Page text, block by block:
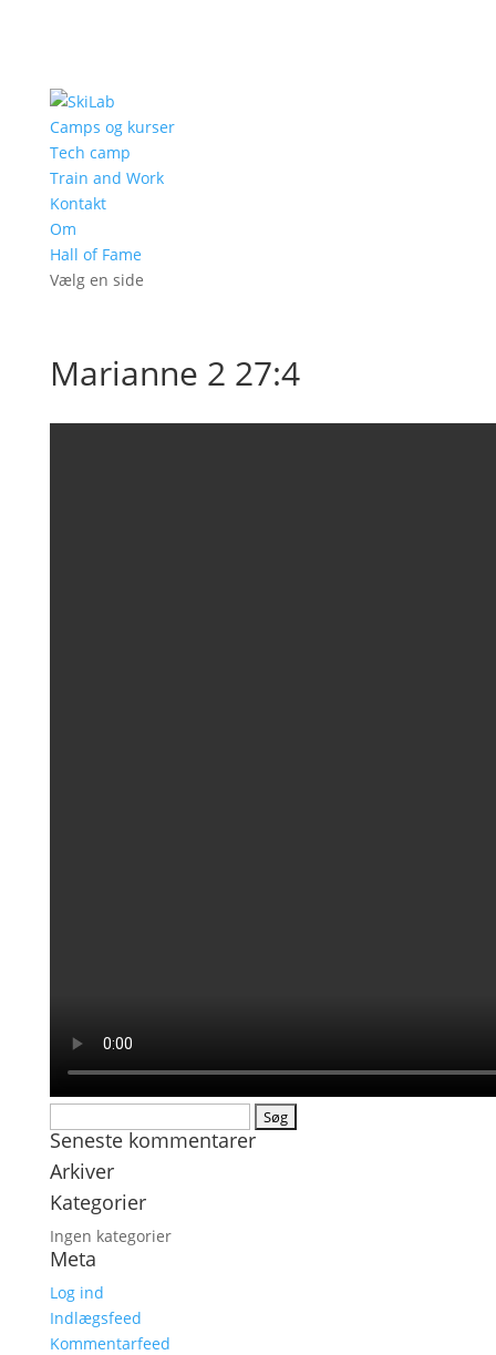
Camps og kurser
Tech camp
Train and Work
Kontakt
Om
Hall of Fame
Vælg en side
Marianne 2 27:4
efter:
Seneste kommentarer
Arkiver
Kategorier
Ingen kategorier
Meta
Log ind
Indlægsfeed
Kommentarfeed